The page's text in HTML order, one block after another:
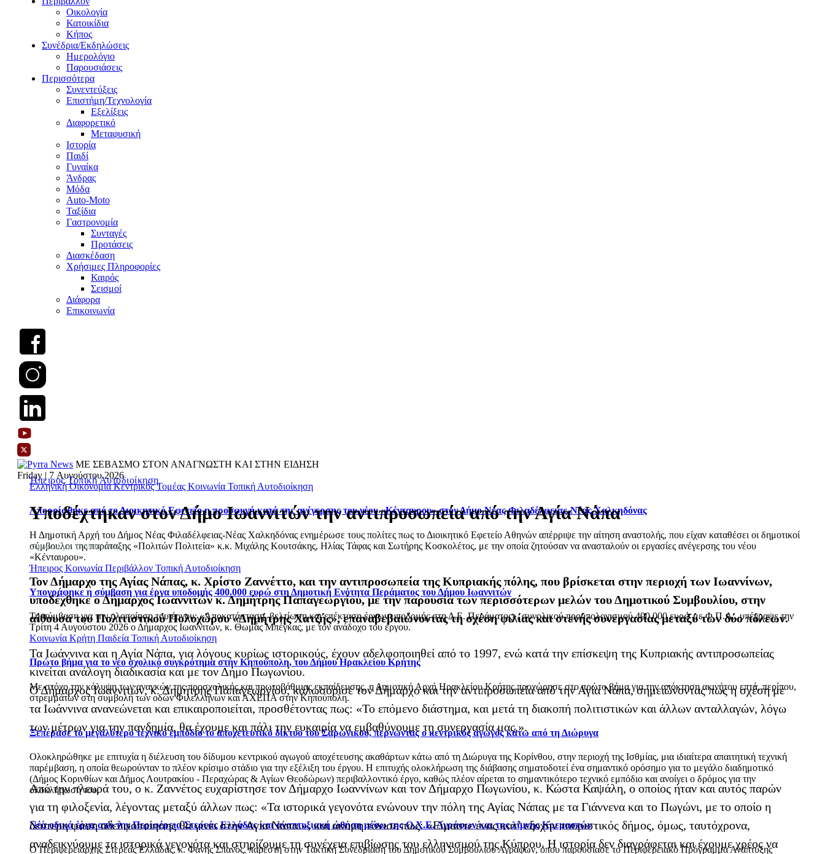
Οικολογία
Κατοικίδια
Κήπος
Συνέδρια/Εκδηλώσεις
Ημερολόγιο
Παρουσιάσεις
Περισσότερα
Συνεντεύξεις
Επιστήμη/Τεχνολογία
Εξελίξεις
Διαφορετικό
Μεταφυσική
Ιστορία
Παιδί
Γυναίκα
Άνδρας
Μόδα
Auto-Moto
Ταξίδια
Γαστρονομία
Συνταγές
Προτάσεις
Διασκέδαση
Χρήσιμες Πληροφορίες
Καιρός
Σεισμοί
Διάφορα
Επικοινωνία
ΜΕ ΣΕΒΑΣΜΟ ΣΤΟΝ ΑΝΑΓΝΩΣΤΗ ΚΑΙ ΣΤΗΝ ΕΙΔΗΣΗ
Friday | 7 Αυγούστου 2026
Ελληνική ΟικονομίαΚεντρικός Τομέας Κοινωνία Τοπική Αυτοδιοίκηση
Απορρίφθηκε από το Διοικητικό Εφετείο η προσφυγή κατά της ανέγερσης του νέου «Κένταυρου» στον Δήμο Νέας Φιλαδέλφειας-Νέας Χαλκηδόνας
Η Δημοτική Αρχή του Δήμος Νέας Φιλαδέλφειας-Νέας Χαλκηδόνας ενημέρωσε τους πολίτες πως το Διοικητικό Εφετείο Αθηνών απέρριψε την αίτηση αναστολής, που είχαν καταθέσει οι δημοτικοί
σύμβουλοι της παράταξης «Πολιτών Πολιτεία» κ.κ. Μιχάλης Κουτσάκης, Ηλίας Τάφας και Σωτήρης Κοσκολέτος, με την οποία ζητούσαν να ανασταλούν οι εργασίες ανέγερσης του νέου
«Κένταυρου».
Ήπειρος Κοινωνία Περιβάλλον Τοπική Αυτοδιοίκηση
Υπογράφηκε η σύμβαση για έργα υποδομής 400.000 ευρώ στη Δημοτική Ενότητα Περάματος του Δήμου Ιωαννιτών
Τη σύμβαση για την υλοποίηση του έργου: «Αποκατάσταση, βελτίωση και επέκταση έργων υποδομής στη Δ.Ε. Περάματος», συνολικού προϋπολογισμού 400.000 ευρώ με Φ.Π.Α., υπέγραψε την
Τρίτη 4 Αυγούστου 2026 ο Δήμαρχος Ιωαννιτών, κ. Θωμάς Μπέγκας, με τον ανάδοχο του έργου.
Κοινωνία Κρήτη Παιδεία Τοπική Αυτοδιοίκηση
Πρώτο βήμα για το νέο σχολικό συγκρότημα στην Κηπούπολη, του Δήμου Ηρακλείου Κρήτης
Με στόχο την κάλυψη των αναγκών της προσχολικής και πρωτοβάθμιας εκπαίδευσης, η Δημοτική Αρχή Ηρακλείου Κρήτης προχώρησε στο πρώτο βήμα για την απόκτηση ακινήτου επτά, περίπου,
στρεμμάτων στη συμβολή των οδών Φιλελλήνων και ΑΧΕΠΑ στην Κηπούπολη.
Ξεπέρασε το μεγαλύτερο τεχνικό εμπόδιο το αποχετευτικό δίκτυο του Σαρωνικού, περνώντας ο κεντρικός αγωγός κάτω από τη Διώρυγα
Ολοκληρώθηκε με επιτυχία η διέλευση του δίδυμου κεντρικού αγωγού αποχέτευσης ακαθάρτων κάτω από τη Διώρυγα της Κορίνθου, στην περιοχή της Ισθμίας, μια ιδιαίτερα απαιτητική τεχνική
παρέμβαση, η οποία θεωρούνταν το πλέον κρίσιμο στάδιο για την εξέλιξη του έργου. Η επιτυχής ολοκλήρωση της διάβασης σηματοδοτεί ένα σημαντικό ορόσημο για το μεγάλο διαδημοτικό
(Δήμος Κορινθίων και Δήμος Λουτρακίου - Περαχώρας & Αγίων Θεοδώρων) περιβαλλοντικό έργο, καθώς πλέον αίρεται το σημαντικότερο τεχνικό εμπόδιο και ανοίγει ο δρόμος για την
ολοκλήρωσή του.
Νέα οδικά έργα από την Περιφέρεια Στερεάς Ελλάδας και αναπτυξιακή ώθηση μέσω της Ο.Χ.Ε. Αγράφων και της λίμνης Κρεμαστών
Ο Περιφερειάρχης Στερεάς Ελλάδας, κ. Φάνης Σπανός, παρέστη στην Τακτική Συνεδρίαση του Δημοτικού Συμβουλίου Αγράφων, όπου παρουσίασε το Περιφερειακό Πρόγραμμα Ανάπτυξης
ΉπειροςΤοπική Αυτοδιοίκηση
Υποδέχτηκαν στον Δήμο Ιωαννιτών την αντιπροσωπεία από την Αγία Νάπα
Δημοσιεύτηκε: 19 Μαΐου 2023
Τον Δήμαρχο της Αγίας Νάπας, κ. Χρίστο Ζαννέττο, και την αντιπροσωπεία της Κυπριακής πόλης, που βρίσκεται στην περιοχή των Ιωαννίνων,
υποδέχθηκε ο Δήμαρχος Ιωαννιτών κ. Δημήτρης Παπαγεωργίου, με την παρουσία των περισσότερων μελών του Δημοτικού Συμβουλίου, στην
αίθουσα του Πολιτιστικού Πολυχώρου «Δημήτρης Χατζής», επαναβεβαιώνοντας τη σχέση φιλίας και στενής συνεργασίας μεταξύ των δύο πόλεων.
Τα Ιωάννινα και η Αγία Νάπα, για λόγους κυρίως ιστορικούς, έχουν αδελφοποιηθεί από το 1997, ενώ κατά την επίσκεψη της Κυπριακής αντιπροσωπείας
κινείται ανάλογη διαδικασία και με τον Δήμο Πωγωνίου.
Ο Δήμαρχος Ιωαννιτών, κ. Δημήτρης Παπαγεωργίου, καλωσόρισε τον Δήμαρχο και την αντιπροσωπεία από την Αγία Νάπα, σημειώνοντας πως η σχέση με
τα Ιωάννινα ανανεώνεται και επικαιροποιείται, προσθέτοντας πως: «Το επόμενο διάστημα, και μετά τη διακοπή πολιτιστικών και άλλων ανταλλαγών, λόγω
των μέτρων για την πανδημία, θα έχουμε και πάλι την ευκαιρία να εμβαθύνουμε τη συνεργασία μας.».
Από την πλευρά του, ο κ. Ζαννέτος ευχαρίστησε τον Δήμαρχο Ιωαννίνων και τον Δήμαρχο Πωγωνίου, κ. Κώστα Καψάλη, ο οποίος ήταν και αυτός παρών
για τη φιλοξενία, λέγοντας μεταξύ άλλων πως: «Τα ιστορικά γεγονότα ενώνουν την πόλη της Αγίας Νάπας με τα Γιάννενα και το Πωγώνι, με το οποίο η
δεύτερη φάση αδελφοποίησης θα γίνει στην Αγία Νάπα.», και ακόμη τόνισε πως: «Είμαστε ένας κατ’ εξοχήν τουριστικός δήμος, όμως, ταυτόχρονα,
αναδεικνύουμε τα ιστορικά γεγονότα και στηρίζουμε τη συνέχεια επιβίωσης του ελληνισμού της Κύπρου. Η ιστορία δεν διαγράφεται και έχουμε χρέος να